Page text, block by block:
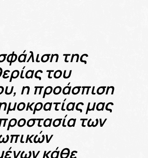
της
του
η προάσπιση
μας
των
κάθε